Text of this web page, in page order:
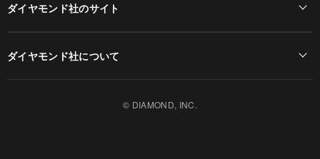
ダイヤモンド社のサイト
ダイヤモンド社について
© DIAMOND, INC.